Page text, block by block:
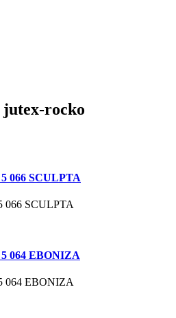
jutex-rocko
066 SCULPTA
SCULPTA
064 EBONIZA
064 EBONIZA